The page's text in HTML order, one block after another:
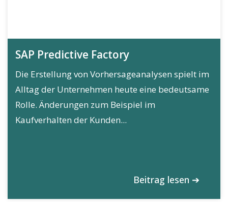
SAP Predictive Factory
Die Erstellung von Vorhersageanalysen spielt im
Alltag der Unternehmen heute eine bedeutsame
Rolle. Änderungen zum Beispiel im
Kaufverhalten der Kunden...
Beitrag lesen ➔